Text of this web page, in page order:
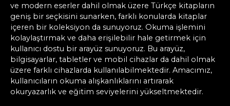
ve modern eserler dahil olmak üzere Türkçe kitapların
geniş bir seçkisini sunarken, farklı konularda kitaplar
içeren bir koleksiyon da sunuyoruz. Okuma işlemini
kolaylaştırmak ve daha erişilebilir hale getirmek için
kullanıcı dostu bir arayüz sunuyoruz. Bu arayüz,
bilgisayarlar, tabletler ve mobil cihazlar da dahil olmak
üzere farklı cihazlarda kullanılabilmektedir. Amacımız,
kullanıcıların okuma alışkanlıklarını artırarak
okuryazarlık ve eğitim seviyelerini yükseltmektedir.